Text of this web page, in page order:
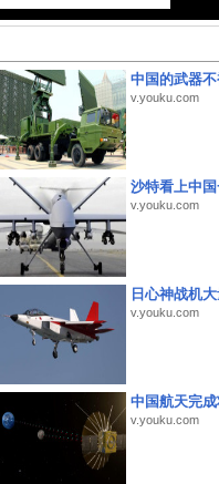
中国的武器
v.youku.com
沙特看上中
v.youku.com
日心神战机
v.youku.com
中国航天完
v.youku.com